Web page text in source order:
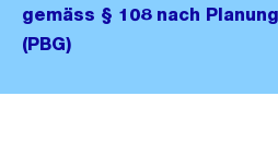
gemäss § 108 nach
(PBG)